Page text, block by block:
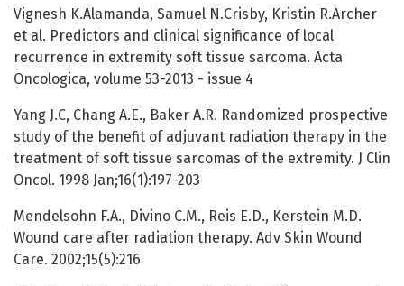
Vignesh K.Alamanda, Samuel N.Crisby, Kristin R.Archer
et al. Predictors and clinical significance of local
recurrence in extremity soft tissue sarcoma. Acta
Oncologica, volume 53-2013 - issue 4
Yang J.C, Chang A.E., Baker A.R. Randomized prospective
study of the benefit of adjuvant radiation therapy in the
treatment of soft tissue sarcomas of the extremity. J Clin
Oncol. 1998 Jan;16(1):197-203
Mendelsohn F.A., Divino C.M., Reis E.D., Kerstein M.D.
Wound care after radiation therapy. Adv Skin Wound
Care. 2002;15(5):216